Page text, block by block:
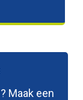
Sper
Maak een